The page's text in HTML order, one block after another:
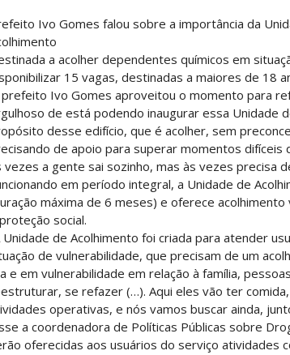
Ivo Gomes falou sobre a importância da
a acolher dependentes químicos em
15 vagas, destinadas a maiores de 18
Ivo Gomes aproveitou o momento para
de está podendo inaugurar essa Unidade
desse edifício, que é acolher, sem
de apoio para superar momentos
vezes a gente sai sozinho, mas às vezes precisa
em período integral, a Unidade de
máxima de 6 meses) e oferece
social.
Unidade de Acolhimento foi criada para atender
de vulnerabilidade, que precisam de um
e em vulnerabilidade em relação à família,
se refazer (…). Aqui eles vão ter
operativas, e nós vamos buscar ainda,
a coordenadora de Políticas Públicas sobre
oferecidas aos usuários do serviço atividades